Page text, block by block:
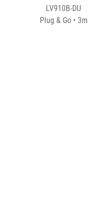
LV910B-DU
Plug & Go • 3m